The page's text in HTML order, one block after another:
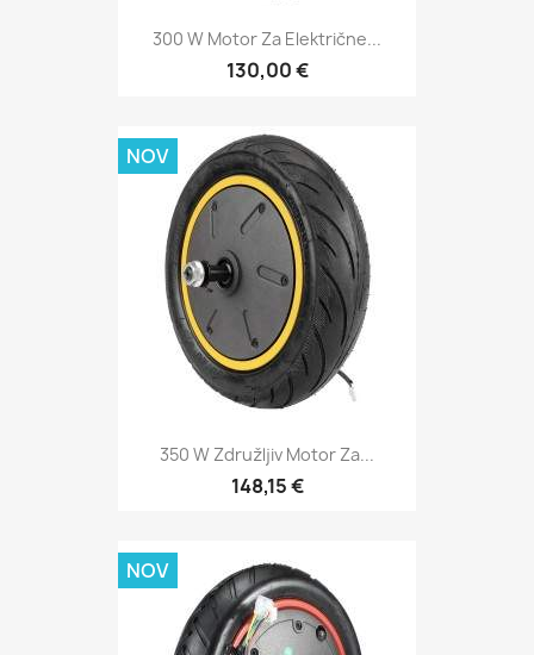
300 W Motor Za Električne...
130,00 €
350 W Združljiv Motor Za...
148,15 €
NOV
NOV